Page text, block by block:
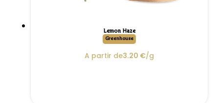
Lemon Haze
Greenhouse
A partir de3.20 €/g